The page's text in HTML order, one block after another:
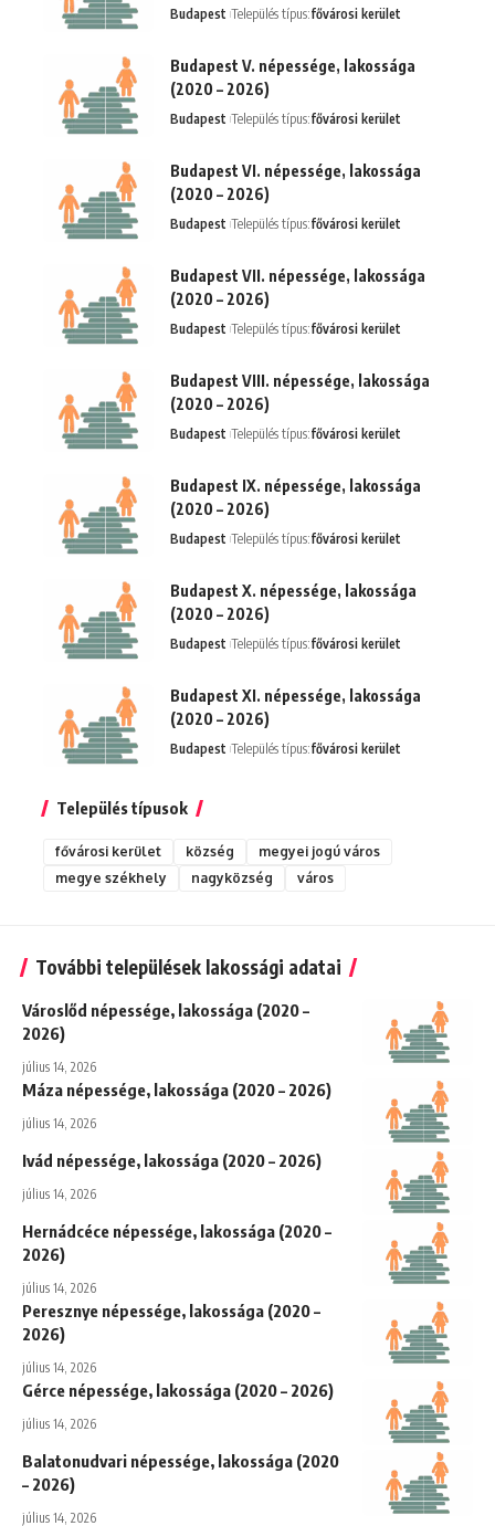
Budapest Település típus:fővárosi kerület
Budapest V. népessége, lakossága
(2020 – 2026)
Budapest Település típus:fővárosi kerület
Budapest VI. népessége, lakossága
(2020 – 2026)
Budapest Település típus:fővárosi kerület
Budapest VII. népessége, lakossága
(2020 – 2026)
Budapest Település típus:fővárosi kerület
Budapest VIII. népessége, lakossága
(2020 – 2026)
Budapest Település típus:fővárosi kerület
Budapest IX. népessége, lakossága
(2020 – 2026)
Budapest Település típus:fővárosi kerület
Budapest X. népessége, lakossága
(2020 – 2026)
Budapest Település típus:fővárosi kerület
Budapest XI. népessége, lakossága
(2020 – 2026)
Budapest Település típus:fővárosi kerület
Település típusok
fővárosi kerület község
megyei jogú város
megye székhely
nagyközség város
További települések lakossági adatai
Városlőd népessége, lakossága (2020 –
2026)
július 14, 2026
Máza népessége, lakossága (2020 – 2026)
július 14, 2026
Ivád népessége, lakossága (2020 – 2026)
július 14, 2026
Hernádcéce népessége, lakossága (2020 –
2026)
július 14, 2026
Peresznye népessége, lakossága (2020 –
2026)
július 14, 2026
Gérce népessége, lakossága (2020 – 2026)
július 14, 2026
Balatonudvari népessége, lakossága (2020
– 2026)
július 14, 2026